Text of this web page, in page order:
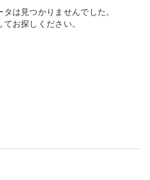
は見つかりませんでした。
お探しください。